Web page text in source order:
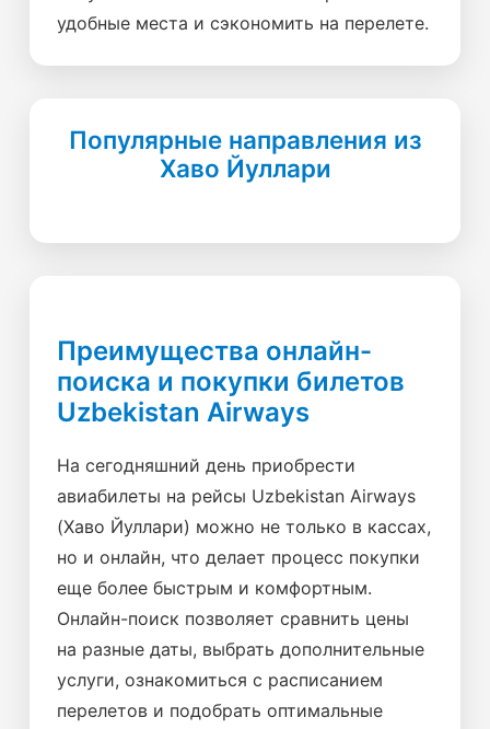
удобные места и сэкономить на перелете.
Популярные направления из
Хаво Йуллари
Преимущества онлайн-
поиска и покупки билетов
Uzbekistan Airways
На сегодняшний день приобрести
авиабилеты на рейсы Uzbekistan Airways
(Хаво Йуллари) можно не только в кассах,
но и онлайн, что делает процесс покупки
еще более быстрым и комфортным.
Онлайн-поиск позволяет сравнить цены
на разные даты, выбрать дополнительные
услуги, ознакомиться с расписанием
перелетов и подобрать оптимальные